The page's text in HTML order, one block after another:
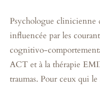
Psychologue clinicienne
influencée par les
cognitivo-
ACT et à la thérapie
traumas. Pour ceux qui